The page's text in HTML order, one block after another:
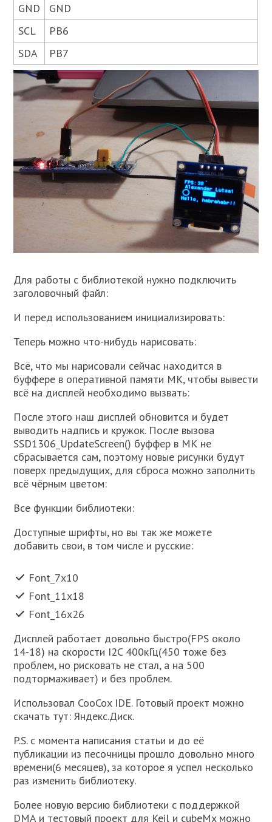
GND
GND
SCL
PB6
SDA
PB7
Для работы с библиотекой нужно подключить
заголовочный файл:
И перед использованием инициализировать:
Теперь можно что-нибудь нарисовать:
Всё, что мы нарисовали сейчас находится в
буффере в оперативной памяти МК, чтобы вывести
всё на дисплей необходимо вызвать:
После этого наш дисплей обновится и будет
выводить надпись и кружок. После вызова
SSD1306_UpdateScreen() буффер в МК не
сбрасывается сам, поэтому новые рисунки будут
поверх предыдущих, для сброса можно заполнить
всё чёрным цветом:
Все функции библиотеки:
Доступные шрифты, но вы так же можете
добавить свои, в том числе и русские:
Font_7x10
Font_11x18
Font_16x26
Дисплей работает довольно быстро(FPS около
14-18) на скорости I2C 400кГц(450 тоже без
проблем, но рисковать не стал, а на 500
подтормаживает) и без проблем.
Использовал CooCox IDE. Готовый проект можно
скачать тут: Яндекс.Диск.
P.S. с момента написания статьи и до её
публикации из песочницы прошло довольно много
времени(6 месяцев), за которое я успел несколько
раз изменить библиотеку.
Более новую версию библиотеки с поддержкой
DMA и тестовый проект для Keil и cubeMx можно